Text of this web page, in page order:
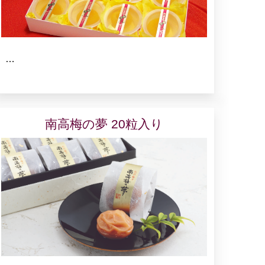
…
南高梅の夢 20粒入り